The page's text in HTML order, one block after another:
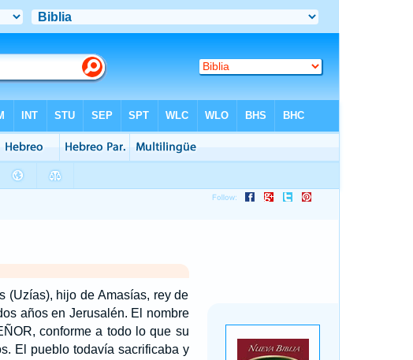
(Uzías), hijo de Amasías, rey de
años en Jerusalén. El nombre
conforme a todo lo que su
El pueblo todavía sacrificaba y